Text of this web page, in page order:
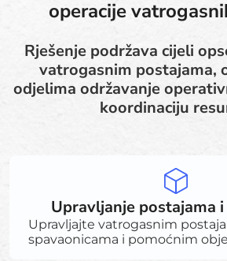
operacije
Rješenje podržava cijeli
vatrogasnim postajama,
odjelima održavanje
koordinaciju
Upravljanje postajama
Upravljajte vatrogasnim
spavaonicama i pomoćnim